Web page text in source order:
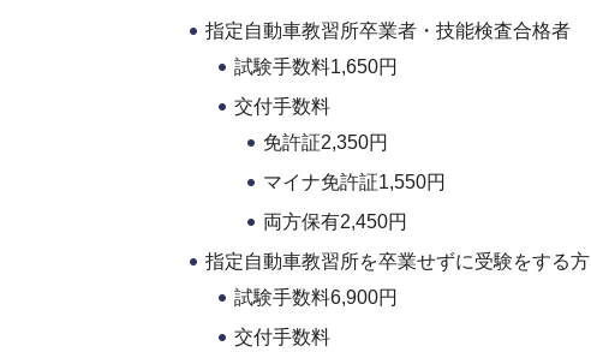
指定自動車教習所卒業者・技能検査合格者
試験手数料1,650円
交付手数料
免許証2,350円
マイナ免許証1,550円
両方保有2,450円
指定自動車教習所を卒業せずに受験をする方
試験手数料6,900円
交付手数料